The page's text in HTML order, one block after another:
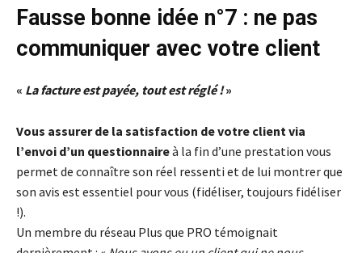
Fausse bonne idée n°7 : ne pas
communiquer avec votre client
« La facture est payée, tout est réglé !»
Vous assurer de la satisfaction de votre client via
l’envoi d’un questionnaireà la fin d’une prestation vous
permet de connaître son réel ressenti et de lui montrer que
son avis est essentiel pour vous (fidéliser, toujours fidéliser
!).
Un membre du réseau Plus que PRO témoignait